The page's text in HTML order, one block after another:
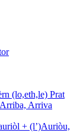
(lo,eth,le) Prat
Arriva
+ (l’)Auriòu,